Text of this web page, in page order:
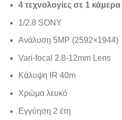
4 τεχνολογίες σε 1 κάμερα
1/2.8 SONY
Ανάλυση 5MΡ (2592×1944)
Vari-focal 2.8-12mm Lens
Κάλυψη IR 40m
Χρώμα λευκό
Εγγύηση 2 έτη